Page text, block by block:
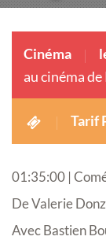
Cinéma
au cinéma
Tarif
01:35:00 |
De Valerie
Avec Bastien